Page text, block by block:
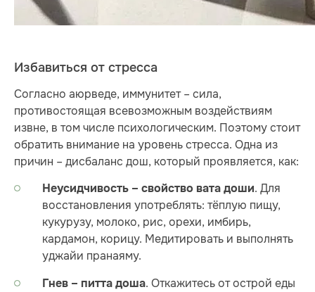
Избавиться от стресса
Согласно аюрведе, иммунитет – сила,
противостоящая всевозможным воздействиям
извне, в том числе психологическим. Поэтому стоит
обратить внимание на уровень стресса. Одна из
причин – дисбаланс дош, который проявляется, как:
Неусидчивость – свойство вата доши. Для
восстановления употреблять: тёплую пищу,
кукурузу, молоко, рис, орехи, имбирь,
кардамон, корицу. Медитировать и выполнять
уджайи пранаяму.
Гнев – питта доша. Откажитесь от острой еды